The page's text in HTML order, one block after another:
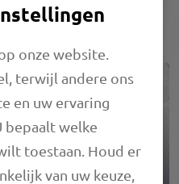
L FIREFLEX
onze website.
terwijl andere ons
en uw ervaring
bepaalt welke
toestaan. Houd er
van uw keuze,